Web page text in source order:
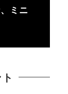
ミニ